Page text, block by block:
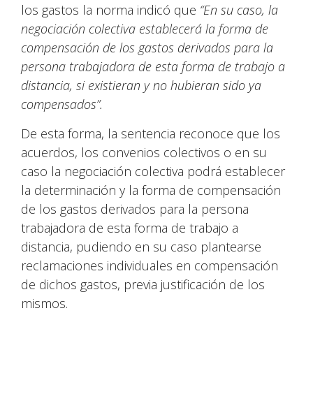
los gastos la norma indicó que “En su caso, la
negociación colectiva establecerá la forma de
compensación de los gastos derivados para la
persona trabajadora de esta forma de trabajo a
distancia, si existieran y no hubieran sido ya
compensados”.
De esta forma, la sentencia reconoce que los
acuerdos, los convenios colectivos o en su
caso la negociación colectiva podrá establecer
la determinación y la forma de compensación
de los gastos derivados para la persona
trabajadora de esta forma de trabajo a
distancia, pudiendo en su caso plantearse
reclamaciones individuales en compensación
de dichos gastos, previa justificación de los
mismos.